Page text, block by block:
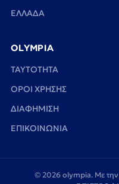
ΕΛΛΑΔΑ
OLYMPIA
TAYTOTHTA
ΟΡΟΙ ΧΡΗΣΗΣ
ΔΙΑΦΗΜΙΣΗ
ΕΠΙΚΟΙΝΩΝΙΑ
© 2026 olympia. Με την